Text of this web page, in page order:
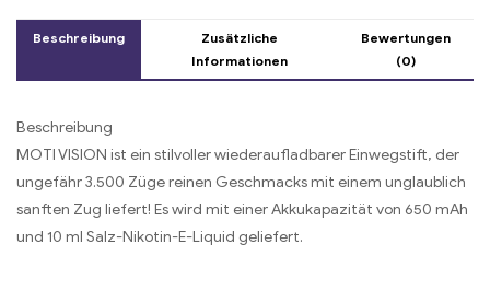
Beschreibung
Zusätzliche
Informationen
Bewertungen
(0)
Beschreibung
MOTI VISION ist ein stilvoller wiederaufladbarer Einwegstift, der
ungefähr 3.500 Züge reinen Geschmacks mit einem unglaublich
sanften Zug liefert! Es wird mit einer Akkukapazität von 650 mAh
und 10 ml Salz-Nikotin-E-Liquid geliefert.